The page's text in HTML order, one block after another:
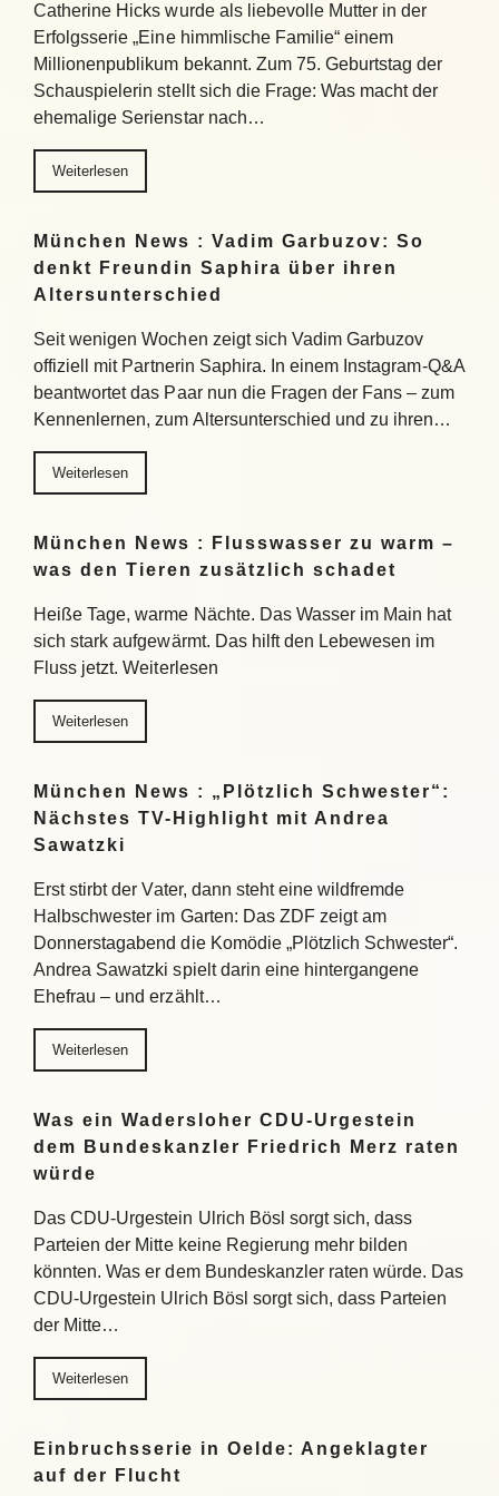
Catherine Hicks wurde als liebevolle Mutter in der
Erfolgsserie „Eine himmlische Familie“ einem
Millionenpublikum bekannt. Zum 75. Geburtstag der
Schauspielerin stellt sich die Frage: Was macht der
ehemalige Serienstar nach…
Weiterlesen
München News : Vadim Garbuzov: So
denkt Freundin Saphira über ihren
Altersunterschied
Seit wenigen Wochen zeigt sich Vadim Garbuzov
offiziell mit Partnerin Saphira. In einem Instagram-Q&A
beantwortet das Paar nun die Fragen der Fans – zum
Kennenlernen, zum Altersunterschied und zu ihren…
Weiterlesen
München News : Flusswasser zu warm –
was den Tieren zusätzlich schadet
Heiße Tage, warme Nächte. Das Wasser im Main hat
sich stark aufgewärmt. Das hilft den Lebewesen im
Fluss jetzt. Weiterlesen
Weiterlesen
München News : „Plötzlich Schwester“:
Nächstes TV-Highlight mit Andrea
Sawatzki
Erst stirbt der Vater, dann steht eine wildfremde
Halbschwester im Garten: Das ZDF zeigt am
Donnerstagabend die Komödie „Plötzlich Schwester“.
Andrea Sawatzki spielt darin eine hintergangene
Ehefrau – und erzählt…
Weiterlesen
Was ein Wadersloher CDU-Urgestein
dem Bundeskanzler Friedrich Merz raten
würde
Das CDU-Urgestein Ulrich Bösl sorgt sich, dass
Parteien der Mitte keine Regierung mehr bilden
könnten. Was er dem Bundeskanzler raten würde. Das
CDU-Urgestein Ulrich Bösl sorgt sich, dass Parteien
der Mitte…
Weiterlesen
Einbruchsserie in Oelde: Angeklagter
auf der Flucht